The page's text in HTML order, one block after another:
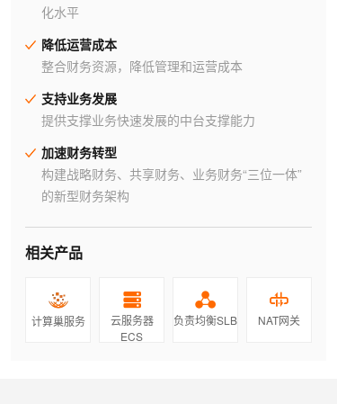
化水平
降低运营成本
整合财务资源，降低管理和运营成本
支持业务发展
提供支撑业务快速发展的中台支撑能力
加速财务转型
构建战略财务、共享财务、业务财务“三位一体”
的新型财务架构
相关产品
计算巢服务
云服务器
ECS
负责均衡SLB NAT网关